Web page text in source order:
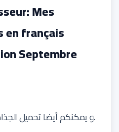
Mes
en français
Septembre
و يمكنكم أيضاتحميل من الأسفل.